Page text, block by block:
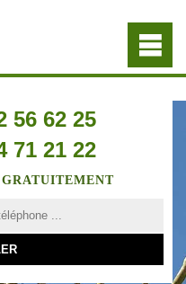
56 62 25
71 21 22